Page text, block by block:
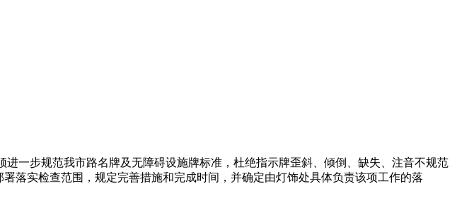
一步规范我市路名牌及无障碍设施牌标准，杜绝指示牌歪斜、倾倒、缺失、注音不规范
实检查范围，规定完善措施和完成时间，并确定由灯饰处具体负责该项工作的落